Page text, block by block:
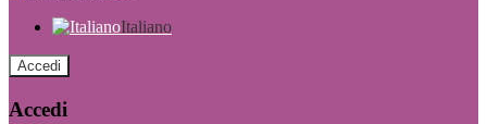
Italiano
Accedi
Accedi